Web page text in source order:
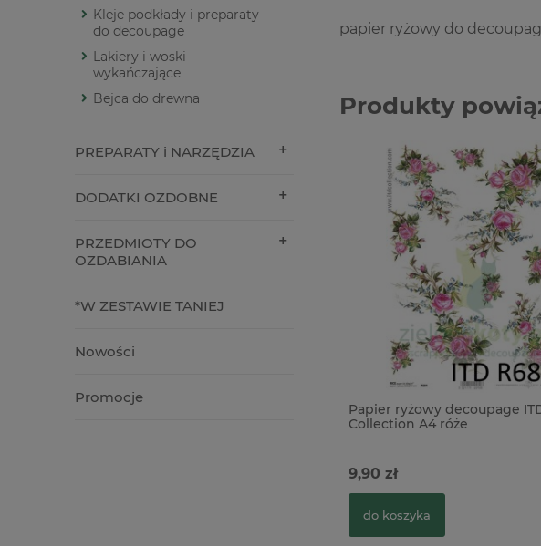
Kleje podkłady i preparaty
do decoupage
Lakiery i woski
wykańczające
Bejca do drewna
PREPARATY i NARZĘDZIA
DODATKI OZDOBNE
PRZEDMIOTY DO
OZDABIANIA
*W ZESTAWIE TANIEJ
Nowości
Promocje
papier ryżowy do
Produkty
Papier ryżowy decoupage
Collection A4 róże
9,90 zł
do koszyka